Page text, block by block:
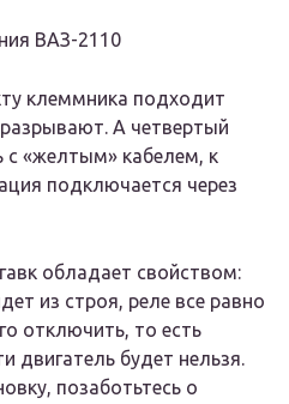
ВАЗ-2110
клеммника подходит
А четвертый
с «желтым» кабелем, к
подключается через
обладает свойством:
из строя, реле все равно
отключить, то есть
двигатель будет нельзя.
позаботьтесь о